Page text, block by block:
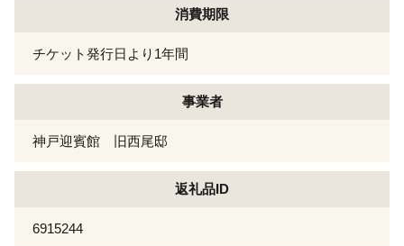
消費期限
チケット発行日より1年間
事業者
神戸迎賓館 旧西尾邸
返礼品ID
6915244